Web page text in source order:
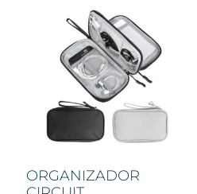
ORGANIZADOR